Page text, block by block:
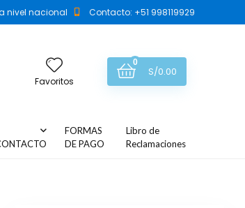
nivel nacional Contacto: +51 998119929
Favoritos
0
S/0.00
FORMAS
DE PAGO
Libro de
Reclamaciones